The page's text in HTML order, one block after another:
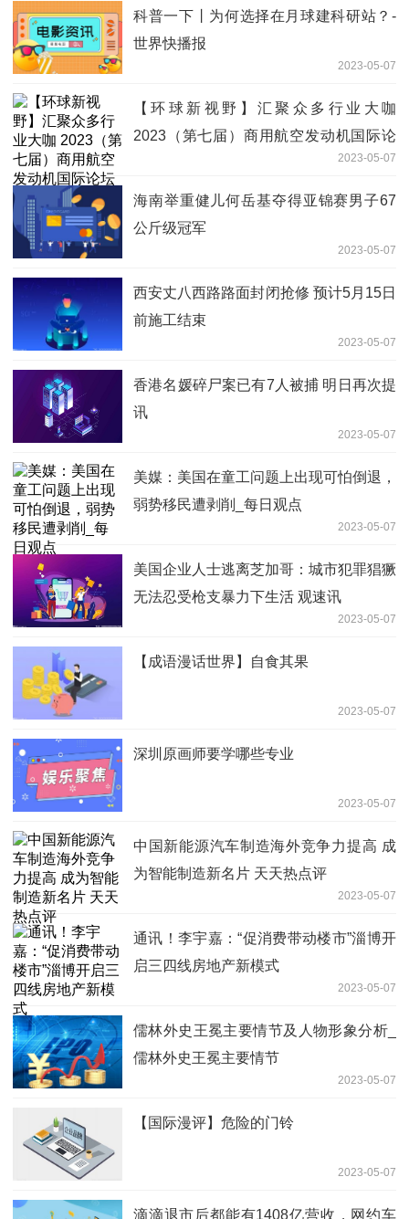
科普一下丨为何选择在月球建科研站？-
世界快播报
2023-05-07
【环球新视野】汇聚众多行业大咖
2023（第七届）商用航空发动机国际论
2023-05-07
海南举重健儿何岳基夺得亚锦赛男子67
公斤级冠军
2023-05-07
西安丈八西路路面封闭抢修 预计5月15日
前施工结束
2023-05-07
香港名媛碎尸案已有7人被捕 明日再次提
讯
2023-05-07
美媒：美国在童工问题上出现可怕倒退，
弱势移民遭剥削_每日观点
2023-05-07
美国企业人士逃离芝加哥：城市犯罪猖獗
无法忍受枪支暴力下生活 观速讯
2023-05-07
【成语漫话世界】自食其果
2023-05-07
深圳原画师要学哪些专业
2023-05-07
中国新能源汽车制造海外竞争力提高 成
为智能制造新名片 天天热点评
2023-05-07
通讯！李宇嘉：“促消费带动楼市”淄博开
启三四线房地产新模式
2023-05-07
儒林外史王冕主要情节及人物形象分析_
儒林外史王冕主要情节
2023-05-07
【国际漫评】危险的门铃
2023-05-07
滴滴退市后都能有1408亿营收，网约车